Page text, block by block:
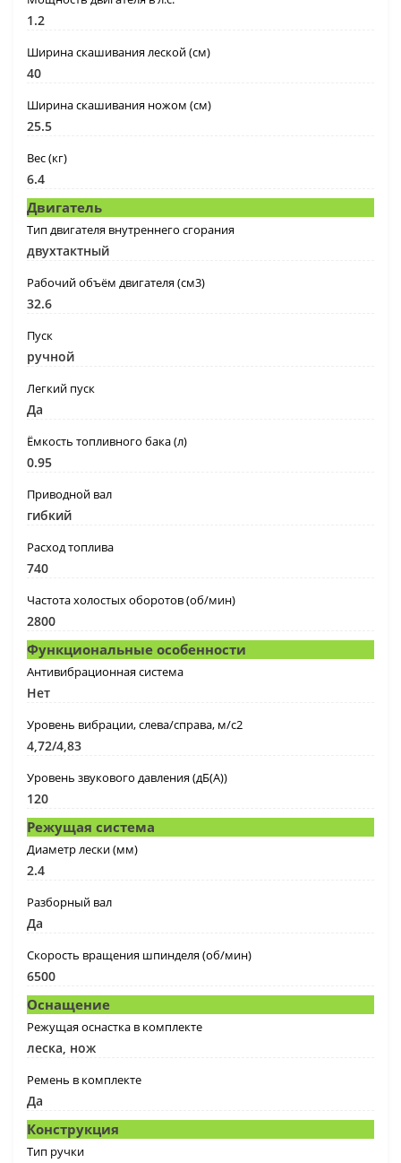
1.2
Ширина скашивания леской (см)
40
Ширина скашивания ножом (см)
25.5
Вес (кг)
6.4
Двигатель
Тип двигателя внутреннего сгорания
двухтактный
Рабочий объём двигателя (см3)
32.6
Пуск
ручной
Легкий пуск
Да
Ёмкость топливного бака (л)
0.95
Приводной вал
гибкий
Расход топлива
740
Частота холостых оборотов (об/мин)
2800
Функциональные особенности
Антивибрационная система
Нет
Уровень вибрации, слева/справа, м/с2
4,72/4,83
Уровень звукового давления (дБ(А))
120
Режущая система
Диаметр лески (мм)
2.4
Разборный вал
Да
Скорость вращения шпинделя (об/мин)
6500
Оснащение
Режущая оснастка в комплекте
леска, нож
Ремень в комплекте
Да
Конструкция
Тип ручки